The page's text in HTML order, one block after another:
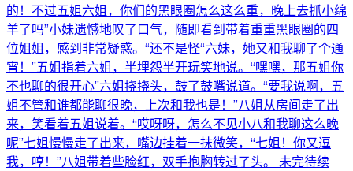
的！不过五姐六姐，你们的黑眼圈怎么这么重，晚上去抓小绵
羊了吗”小妹遗憾地叹了口气，随即看到带着重重黑眼圈的四
位姐姐，感到非常疑惑。“还不是怪“六妹，她又和我聊了个通
宵！”五姐指着六姐，半埋怨半开玩笑地说。“嘿嘿，那五姐你
不也聊的很开心”六姐挠挠头，鼓了鼓嘴说道。“要我说啊，五
姐不管和谁都能聊很晚，上次和我也是！”八姐从房间走了出
来，笑看着五姐说着。“哎呀呀，怎么不见小八和我聊这么晚
呢”七姐慢慢走了出来，嘴边挂着一抹微笑，“七姐！你又逗
我，哼！”八姐带着些脸红，双手抱胸转过了头。 未完待续